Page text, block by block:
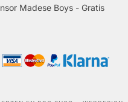
Madese Boys - Gratis